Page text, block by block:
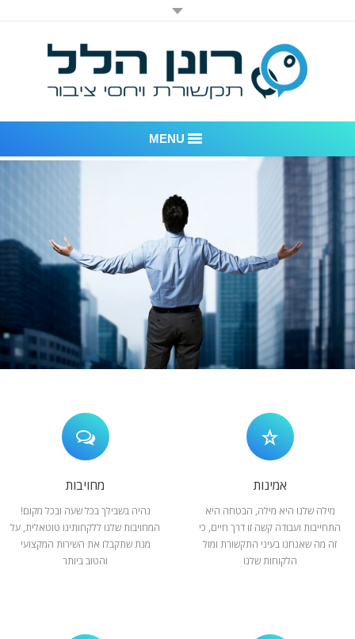
MENU
דוגמאות לעבודות שביצענו
לקוחות – משרד יחסי ציבור רונן הלל
חדר חדשות
המלצות
צור קשר
אמינות
מילה שלנו היא מילה, הבטחה היא
התחייבות ועבודה קשה זו דרך חיים, כי
זה מה שאנחנו בעיני התקשורת ומול
הלקוחות שלנו
מחויבות
נהיה בשבילך בכל שעה ובכל מקום!
המחויבות שלנו ללקחותינו טוטאלית, על
מנת שתקבלו את השירות המקצועי
והטוב ביותר